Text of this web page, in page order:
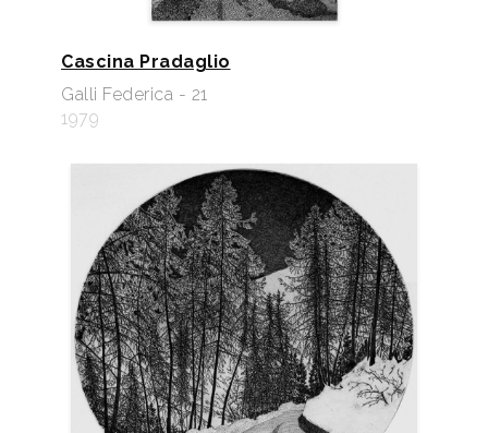
Cascina Pradaglio
Galli Federica - 21
1979